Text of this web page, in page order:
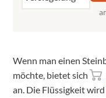
Wenn man einen
möchte, bietet sich
an. Die Flüssigkeit